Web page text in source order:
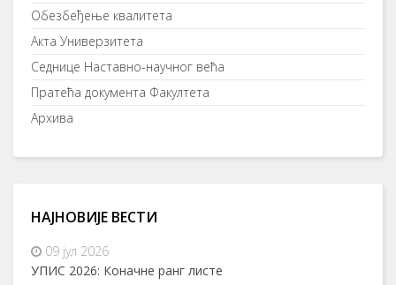
Обезбеђење квалитета
Акта Универзитета
Седнице Наставно-научног већа
Пратећа документа Факултета
Архива
НАЈНОВИЈЕ ВЕСТИ
09 јул 2026
УПИС 2026: Коначне ранг листе